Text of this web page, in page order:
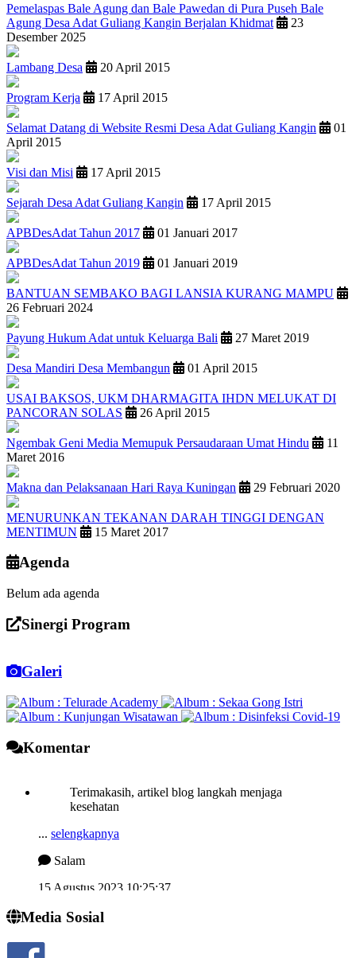
Pemelaspas Bale Agung dan Bale Pawedan di Pura Puseh Bale
Agung Desa Adat Guliang Kangin Berjalan Khidmat
23
Desember 2025
Lambang Desa 20 April 2015
Program Kerja 17 April 2015
Selamat Datang di Website Resmi Desa Adat Guliang Kangin
01
April 2015
Visi dan Misi 17 April 2015
Sejarah Desa Adat Guliang Kangin 17 April 2015
APBDesAdat Tahun 2017 01 Januari 2017
APBDesAdat Tahun 2019 01 Januari 2019
BANTUAN SEMBAKO BAGI LANSIA KURANG MAMPU
26 Februari 2024
Payung Hukum Adat untuk Keluarga Bali 27 Maret 2019
Desa Mandiri Desa Membangun 01 April 2015
USAI BAKSOS, UKM DHARMAGITA IHDN MELUKAT DI
PANCORAN SOLAS
26 April 2015
Ngembak Geni Media Memupuk Persaudaraan Umat Hindu
11
Maret 2016
Makna dan Pelaksanaan Hari Raya Kuningan 29 Februari 2020
MENURUNKAN TEKANAN DARAH TINGGI DENGAN
MENTIMUN
15 Maret 2017
Agenda
Belum ada agenda
Sinergi Program
Galeri
Komentar
kesehatan
Media Sosial